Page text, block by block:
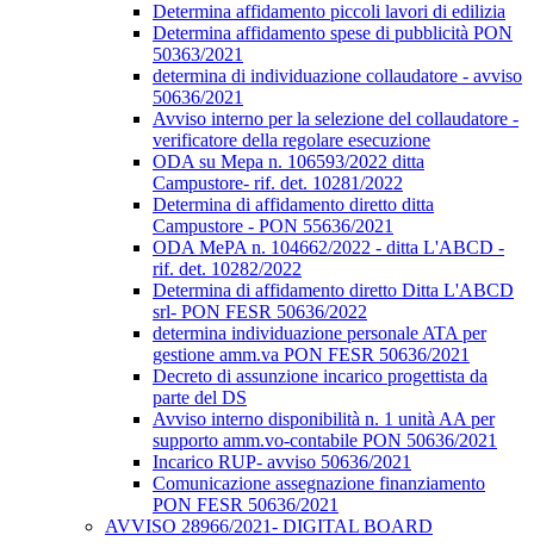
Determina affidamento piccoli lavori di edilizia
Determina affidamento spese di pubblicità PON
50363/2021
determina di individuazione collaudatore - avviso
50636/2021
Avviso interno per la selezione del collaudatore -
verificatore della regolare esecuzione
ODA su Mepa n. 106593/2022 ditta
Campustore- rif. det. 10281/2022
Determina di affidamento diretto ditta
Campustore - PON 55636/2021
ODA MePA n. 104662/2022 - ditta L'ABCD -
rif. det. 10282/2022
Determina di affidamento diretto Ditta L'ABCD
srl- PON FESR 50636/2022
determina individuazione personale ATA per
gestione amm.va PON FESR 50636/2021
Decreto di assunzione incarico progettista da
parte del DS
Avviso interno disponibilità n. 1 unità AA per
supporto amm.vo-contabile PON 50636/2021
Incarico RUP- avviso 50636/2021
Comunicazione assegnazione finanziamento
PON FESR 50636/2021
AVVISO 28966/2021- DIGITAL BOARD